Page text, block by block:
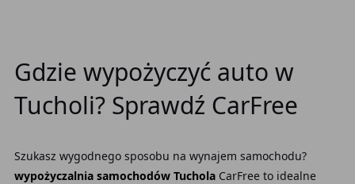
Gdzie wypożyczyć auto w
Tucholi? Sprawdź CarFree
Szukasz wygodnego sposobu na wynajem samochodu?
wypożyczalnia samochodów TucholaCarFree to idealne